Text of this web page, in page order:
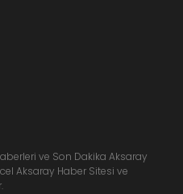
ve Son Dakika Aksaray
Aksaray Haber Sitesi ve